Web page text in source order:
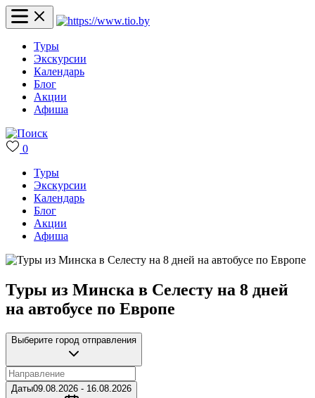
Туры
Экскурсии
Календарь
Блог
Акции
Афиша
0
Туры
Экскурсии
Календарь
Блог
Акции
Афиша
Туры из Минска в Селесту на 8 дней
на автобусе по Европе
Выберите город отправления
Даты09.08.2026 - 16.08.2026